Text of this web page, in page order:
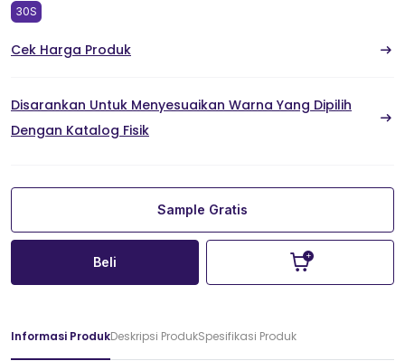
30S
Cek Harga Produk
Disarankan Untuk Menyesuaikan Warna Yang Dipilih
Dengan Katalog Fisik
Sample Gratis
Beli
Informasi ProdukDeskripsi ProdukSpesifikasi Produk